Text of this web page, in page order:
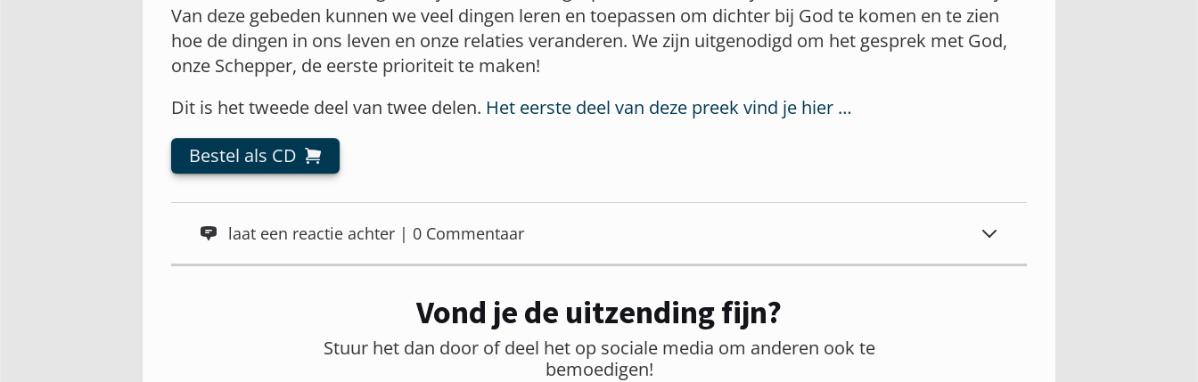
Van deze gebeden kunnen we veel dingen leren en toepassen om dichter bij God te komen en te zien
hoe de dingen in ons leven en onze relaties veranderen. We zijn uitgenodigd om het gesprek met God,
onze Schepper, de eerste prioriteit te maken!
Dit is het tweede deel van twee delen. Het eerste deel van deze preek vind je hier …
Bestel als CD
laat een reactie achter | 0 Commentaar
Vond je de uitzending fijn?
Stuur het dan door of deel het op sociale media om anderen ook te
bemoedigen!